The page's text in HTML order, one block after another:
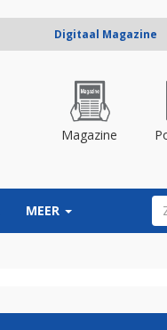
Digitaal Magazine
Magazine
MEER